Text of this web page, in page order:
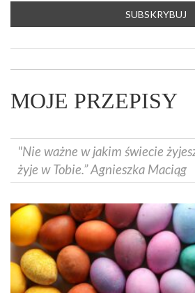
MOJE PRZEPISY
"Nie ważne w jakim świecie
żyje w Tobie.” Agnieszka Maciąg